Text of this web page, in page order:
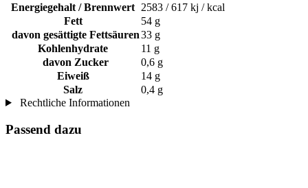
Energiegehalt / Brennwert 2583 / 617 kj / kcal
Fett
54 g
davon gesättigte Fettsäuren33 g
Kohlenhydrate
11 g
davon Zucker
0,6 g
Eiweiß
14 g
Salz
0,4 g
Rechtliche Informationen
Passend dazu